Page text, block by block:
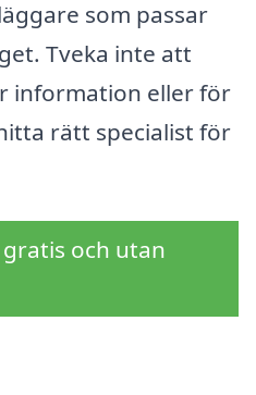
som passar
Tveka inte att
information eller för
rätt specialist för
och utan